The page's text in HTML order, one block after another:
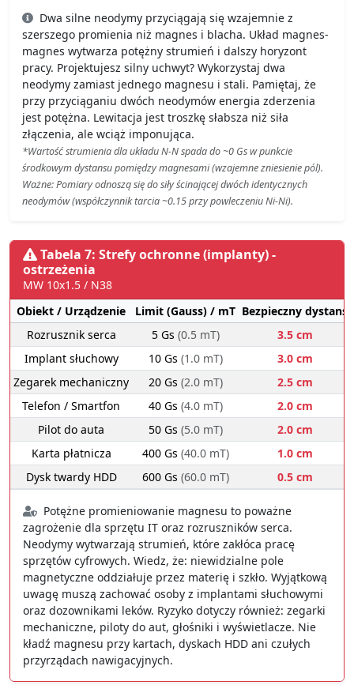
Dwa silne neodymy przyciągają się wzajemnie z
szerszego promienia niż magnes i blacha. Układ magnes-
magnes wytwarza potężny strumień i dalszy horyzont
pracy. Projektujesz silny uchwyt? Wykorzystaj dwa
neodymy zamiast jednego magnesu i stali. Pamiętaj, że
przy przyciąganiu dwóch neodymów energia zderzenia
jest potężna. Lewitacja jest troszkę słabsza niż siła
złączenia, ale wciąż imponująca.
*Wartość strumienia dla układu N-N spada do ~0 Gs w punkcie
środkowym dystansu pomiędzy magnesami (wzajemne zniesienie pól).
Ważne: Pomiary odnoszą się do siły ścinającej dwóch identycznych
neodymów (współczynnik tarcia ~0.15 przy powleczeniu Ni-Ni).
Tabela 7: Strefy ochronne (implanty) -
ostrzeżenia
MW 10x1.5 / N38
Obiekt / Urządzenie
Limit (Gauss) / mT Bezpieczny dystans
Rozrusznik serca
5 Gs (0.5 mT)
3.5 cm
Implant słuchowy
10 Gs (1.0 mT)
3.0 cm
Zegarek mechaniczny
20 Gs (2.0 mT)
2.5 cm
Telefon / Smartfon
40 Gs (4.0 mT)
2.0 cm
Pilot do auta
50 Gs (5.0 mT)
2.0 cm
Karta płatnicza
400 Gs (40.0 mT)
1.0 cm
Dysk twardy HDD
600 Gs (60.0 mT) 0.5 cm
Potężne promieniowanie magnesu to poważne
zagrożenie dla sprzętu IT oraz rozruszników serca.
Neodymy wytwarzają strumień, które zakłóca pracę
sprzętów cyfrowych. Wiedz, że: niewidzialne pole
magnetyczne oddziałuje przez materię i szkło. Wyjątkową
uwagę muszą zachować osoby z implantami słuchowymi
oraz dozownikami leków. Ryzyko dotyczy również: zegarki
mechaniczne, piloty do aut, głośniki i wyświetlacze. Nie
kładź magnesu przy kartach, dyskach HDD ani czułych
przyrządach nawigacyjnych.